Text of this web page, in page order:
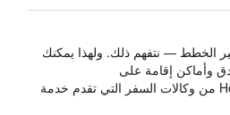
الخطط — نتفهم ذلك. ولهذا يمكنك
وأماكن إقامة على
HotelsCombined من وكالات السفر التي تقدم خدمة